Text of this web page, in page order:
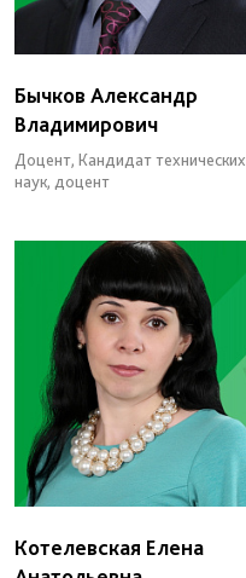
Бычков Александр
Владимирович
Доцент, Кандидат технических
наук, доцент
Котелевская Елена